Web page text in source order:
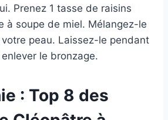
Prenez 1 tasse de raisins
à soupe de miel. Mélangez-le
peau. Laissez-le pendant
le bronzage.
: Top 8 des